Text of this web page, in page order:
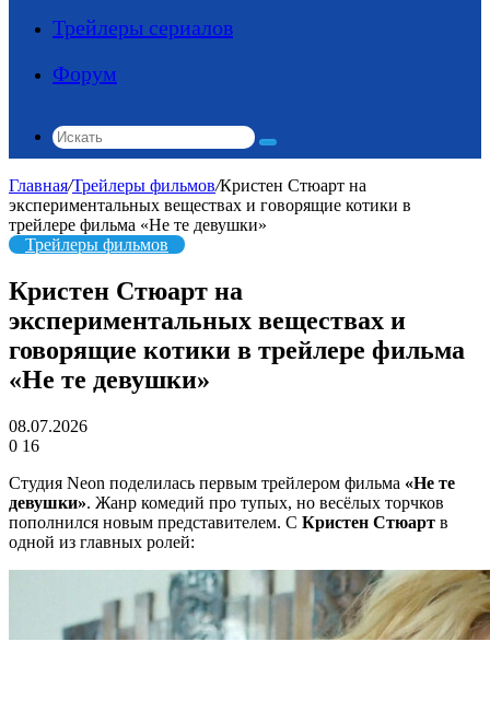
Трейлеры сериалов
Форум
Искать
Главная/Трейлеры фильмов/Кристен Стюарт на
экспериментальных веществах и говорящие котики в
трейлере фильма «Не те девушки»
Трейлеры фильмов
Кристен Стюарт на
экспериментальных веществах и
говорящие котики в трейлере фильма
«Не те девушки»
08.07.2026
0 16
Студия Neon поделилась первым трейлером фильма «Не те
девушки». Жанр комедий про тупых, но весёлых торчков
пополнился новым представителем. С Кристен Стюарт в
одной из главных ролей: